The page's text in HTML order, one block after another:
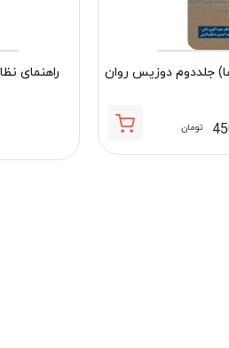
جلددوم دوزیس روان
تومان
راهنمای